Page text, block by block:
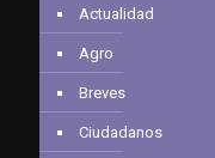
Actualidad
Agro
Breves
Ciudadanos